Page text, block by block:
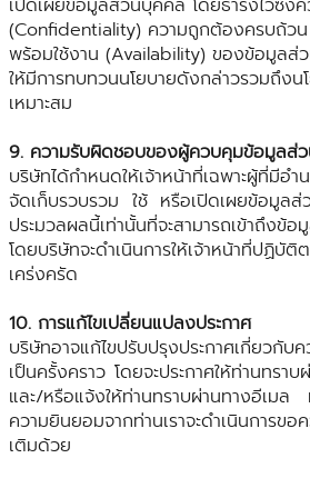
(Confidentiality) ความถูกต้องครบถ้ว
พร้อมใช้งาน (Availability) ของข้อมูลส่
ให้มีการทบทวนนโยบายดังกล่าวรวมถึงนโ
เหมาะสม
9. ความรับผิดชอบของผู้ควบคุมข้อมูลส่
บริษัทได้กำหนดให้เจ้าหน้าที่เฉพาะผู้ที่มีอำ
จัดเก็บรวบรวม ใช้ หรือเปิดเผยข้อมูลส่
ประมวลผลนี้เท่านั้นที่จะสามารถเข้าถึงข้
โดยบริษัทจะดำเนินการให้เจ้าหน้าที่ปฏิบัติ
เคร่งครัด
10. การแก้ไขเปลี่ยนแปลงประกาศ
บริษัทอาจแก้ไขปรับปรุงประกาศเกี่ยวกั
เป็นครั้งคราว โดยจะประกาศให้ท่านทรา
และ/หรือแจ้งให้ท่านทราบผ่านทางอีเม
ความยินยอมจากท่านเราจะดำเนินการข
เติมด้วย